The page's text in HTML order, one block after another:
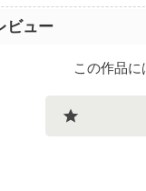
ビュー
この作品に